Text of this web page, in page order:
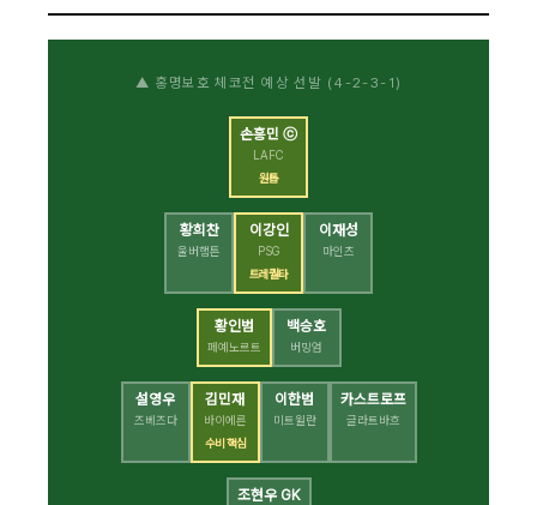
▲ 홍명보호 체코전 예상 선발 (4-2-3-1)
손흥민 ⓒ
LAFC
원톱
황희찬
울버햄튼
이강인
PSG
트레퀄타
이재성
마인츠
황인범
페예노르트
백승호
버밍엄
설영우
즈베즈다
김민재
바이에른
수비 핵심
이한범
미트윌란
카스트로프
글라트바흐
조현우 GK